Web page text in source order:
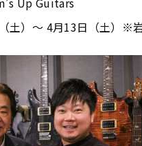
土）～ 4月13日（土）※